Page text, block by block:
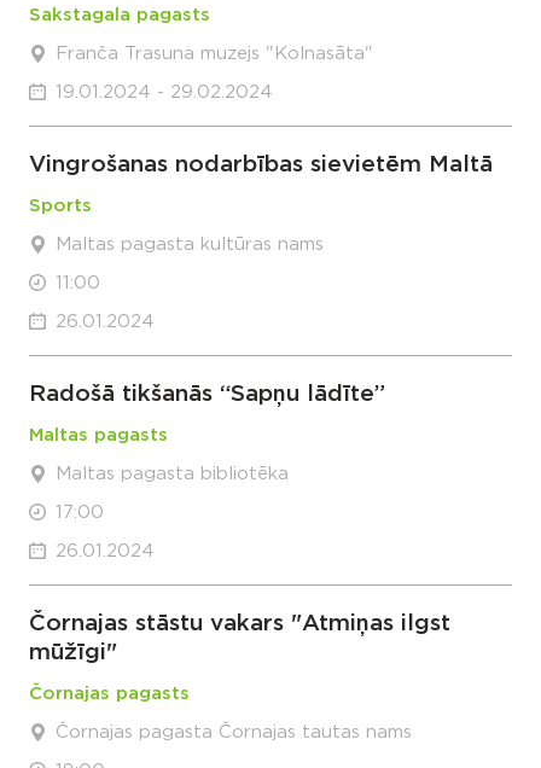
Sakstagala pagasts
Franča Trasuna muzejs "Kolnasāta"
19.01.2024 - 29.02.2024
Vingrošanas nodarbības sievietēm Maltā
Sports
Maltas pagasta kultūras nams
11:00
26.01.2024
Radošā tikšanās “Sapņu lādīte”
Maltas pagasts
Maltas pagasta bibliotēka
17:00
26.01.2024
Čornajas stāstu vakars "Atmiņas ilgst
mūžīgi"
Čornajas pagasts
Čornajas pagasta Čornajas tautas nams